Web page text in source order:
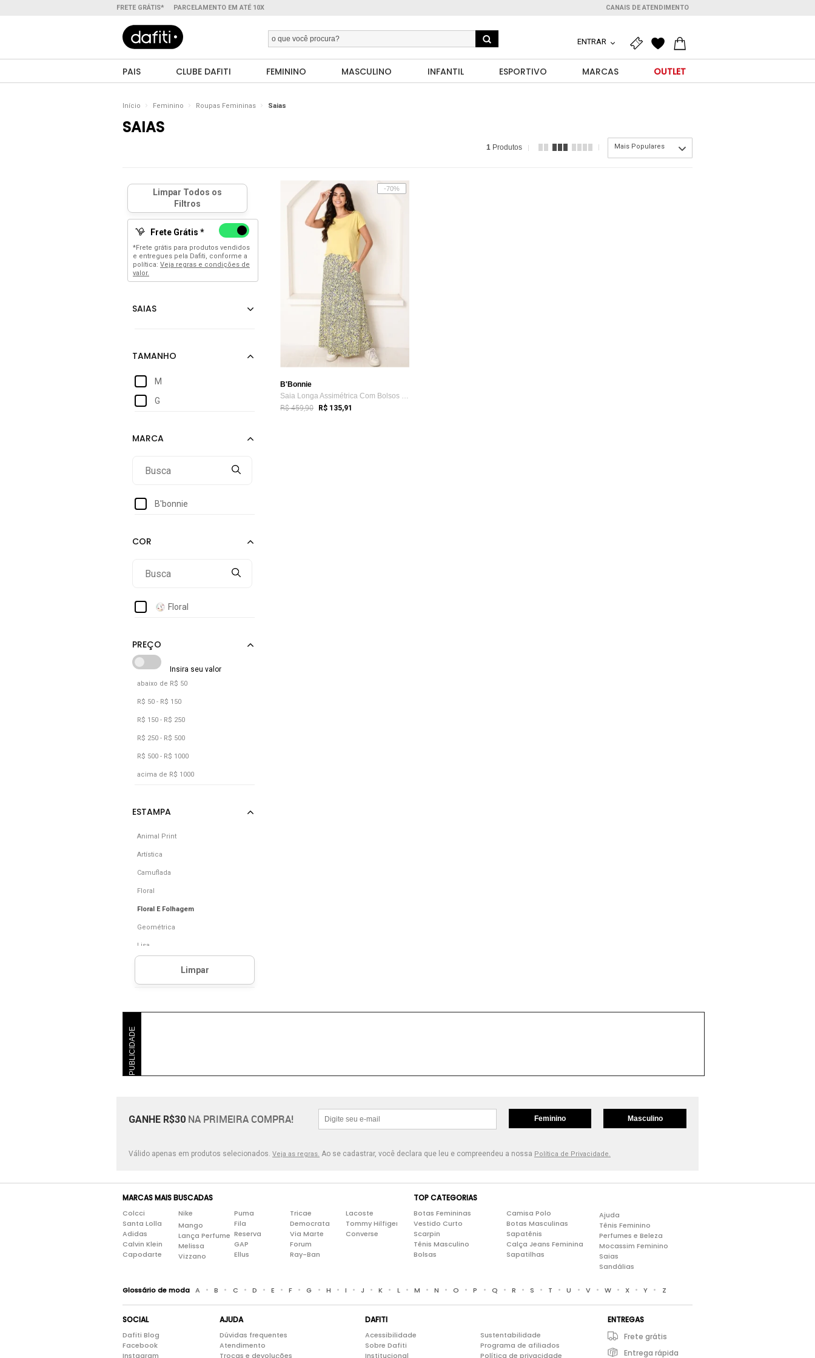
FRETE GRÁTIS* PARCELAMENTO EM ATÉ 10X CANAIS DE ATENDIMENTO
ENTRAR
PAIS CLUBE DAFITI FEMININO MASCULINO INFANTIL ESPORTIVO MARCAS OUTLET
Início Feminino Roupas Femininas Saias
SAIAS
1 Produtos Mais Populares
Frete Grátis *
*Frete grátis para produtos vendidos
e entregues pela Dafiti, conforme a
política: Veja regras e condições de
valor.
M
G
B'bonnie
Floral
abaixo de R$ 50
R$ 50 - R$ 150
R$ 150 - R$ 250
R$ 250 - R$ 500
R$ 500 - R$ 1000
acima de R$ 1000
Animal Print
Artística
Camuflada
Floral
Floral E Folhagem
Geométrica
Lisa
Listrada
-70%
B'Bonnie
Saia Longa Assimétrica Com Bolsos B’Bonn...
R$ 459,90 R$ 135,91
PUBLICIDADE
GANHE R$30 NA PRIMEIRA COMPRA! Feminino Masculino
Válido apenas em produtos selecionados. Veja as regras. Ao se cadastrar, você declara que leu e compreendeu a nossa Política de Privacidade.
MARCAS MAIS BUSCADAS
Colcci
Santa Lolla
Adidas
Calvin Klein
Capodarte
Nike
Mango
Lança Perfume
Melissa
Vizzano
Puma
Fila
Reserva
GAP
Ellus
Tricae
Democrata
Via Marte
Forum
Ray-Ban
Lacoste
Tommy Hilfiger
Converse
TOP CATEGORIAS
Botas Femininas
Vestido Curto
Scarpin
Tênis Masculino
Bolsas
Camisa Polo
Botas Masculinas
Sapatênis
Calça Jeans Feminina
Sapatilhas
Ajuda
Tênis Feminino
Perfumes e Beleza
Mocassim Feminino
Saias
Sandálias
Glossário de moda A • B • C • D • E • F • G • H • I • J • K • L • M • N • O • P • Q • R • S • T • U • V • W • X • Y • Z
SOCIAL
Dafiti Blog
Facebook
Instagram
AJUDA
Dúvidas frequentes
Atendimento
Trocas e devoluções
DAFITI
Acessibilidade
Sobre Dafiti
Institucional
Sustentabilidade
Programa de afiliados
Política de privacidade
ENTREGAS
Frete grátis
Entrega rápida